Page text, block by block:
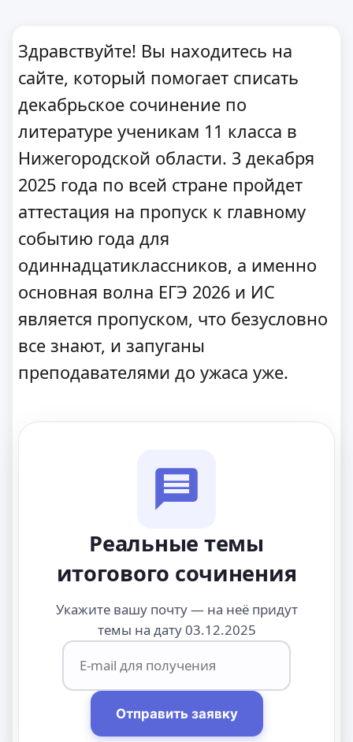
Здравствуйте! Вы находитесь на
сайте, который помогает списать
декабрьское сочинение по
литературе ученикам 11 класса в
Нижегородской области. 3 декабря
2025 года по всей стране пройдет
аттестация на пропуск к главному
событию года для
одиннадцатиклассников, а именно
основная волна ЕГЭ 2026 и ИС
является пропуском, что безусловно
все знают, и запуганы
преподавателями до ужаса уже.
Реальные темы
итогового сочинения
Укажите вашу почту — на неё придут
темы на дату 03.12.2025
Отправить заявку